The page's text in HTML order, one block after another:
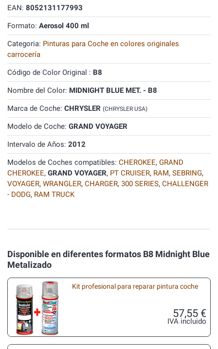
EAN: 8052131177993
Formato: Aerosol 400 ml
Categoria: Pinturas para Coche en colores originales
carrocería
Código de Color Original : B8
Nombre del Color: MIDNIGHT BLUE MET. - B8
Marca de Coche: CHRYSLER (CHRYSLER USA)
Modelo de Coche: GRAND VOYAGER
Intervalo de Años: 2012
Modelos de Coches compatibles: CHEROKEE, GRAND
CHEROKEE, GRAND VOYAGER, PT CRUISER, RAM, SEBRING,
VOYAGER, WRANGLER, CHARGER, 300 SERIES, CHALLENGER
- DODG, RAM TRUCK
Disponible en diferentes formatos B8 Midnight Blue
Metalizado
Kit profesional para reparar pintura coche
57,55 €
IVA incluido